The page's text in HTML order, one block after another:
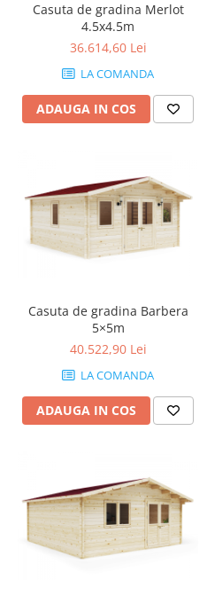
Casuta de gradina Merlot
4.5x4.5m
36.614,60 Lei
LA COMANDA
ADAUGA IN COS
Casuta de gradina Barbera
5×5m
40.522,90 Lei
LA COMANDA
ADAUGA IN COS